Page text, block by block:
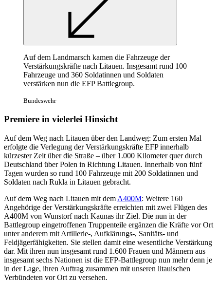
Auf dem Landmarsch kamen die Fahrzeuge der
Verstärkungskräfte nach Litauen. Insgesamt rund 100
Fahrzeuge und 360 Soldatinnen und Soldaten
verstärken nun die EFP Battlegroup.
Bundeswehr
Premiere in vielerlei Hinsicht
Auf dem Weg nach Litauen über den Landweg: Zum ersten Mal
erfolgte die Verlegung der Verstärkungskräfte EFP innerhalb
kürzester Zeit über die Straße – über 1.000 Kilometer quer durch
Deutschland über Polen in Richtung Litauen. Innerhalb von fünf
Tagen wurden so rund 100 Fahrzeuge mit 200 Soldatinnen und
Soldaten nach Rukla in Litauen gebracht.
Auf dem Weg nach Litauen mit dem A400M: Weitere 160
Angehörige der Verstärkungskräfte erreichten mit zwei Flügen des
A400M von Wunstorf nach Kaunas ihr Ziel. Die nun in der
Battlegroup eingetroffenen Truppenteile ergänzen die Kräfte vor Ort
unter anderem mit Artillerie-, Aufklärungs-, Sanitäts- und
Feldjägerfähigkeiten. Sie stellen damit eine wesentliche Verstärkung
dar. Mit ihren nun insgesamt rund 1.600 Frauen und Männern aus
insgesamt sechs Nationen ist die EFP-Battlegroup nun mehr denn je
in der Lage, ihren Auftrag zusammen mit unseren litauischen
Verbündeten vor Ort zu versehen.